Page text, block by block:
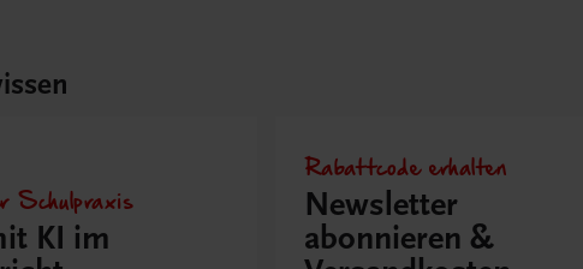
Schulpraxis
KI im
Rabattcode erhalten
Newsletter
abonnieren &